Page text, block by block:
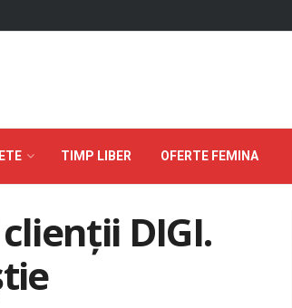
TIMP LIBER OFERTE FEMINA
DIGI.